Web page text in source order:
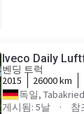
Iveco Daily
벤딩 트럭
2015
26000 km
독일, Tabakried
게시됨: 5날
참